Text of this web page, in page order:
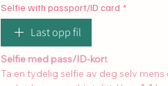
Selfie with passport/ID card *
Last opp fil
Selfie med pass/ID-kort
Ta en tydelig selfie av deg selv